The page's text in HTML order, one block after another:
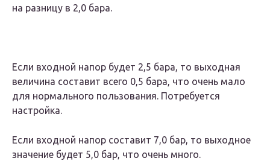
на разницу в 2,0 бара.
Если входной напор будет 2,5 бара, то выходная
величина составит всего 0,5 бара, что очень мало
для нормального пользования. Потребуется
настройка.
Если входной напор составит 7,0 бар, то выходное
значение будет 5,0 бар, что очень много.